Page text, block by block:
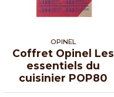
OPINEL
Coffret Opinel Les
essentiels du
cuisinier POP80